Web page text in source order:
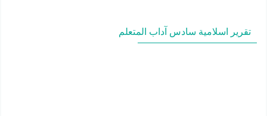
تقرير اسلامية سادس آداب المتعلم